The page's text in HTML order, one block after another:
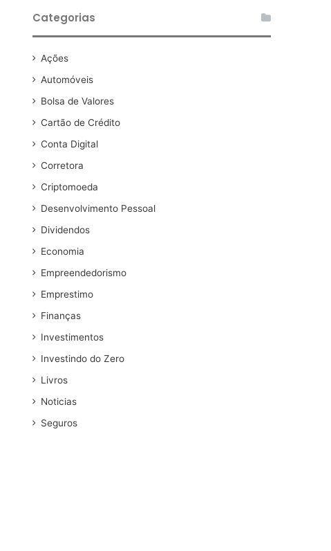
Categorias
Ações
Automóveis
Bolsa de Valores
Cartão de Crédito
Conta Digital
Corretora
Criptomoeda
Desenvolvimento Pessoal
Dividendos
Economia
Empreendedorismo
Emprestimo
Finanças
Investimentos
Investindo do Zero
Livros
Noticias
Seguros